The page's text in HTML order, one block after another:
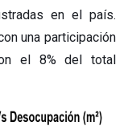
en el país.
una participación
el 8% del total